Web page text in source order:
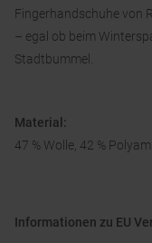
Fingerhandschuhe von
– egal ob beim
Stadtbummel.
Material:
47 % Wolle, 42 %
Informationen zu EU